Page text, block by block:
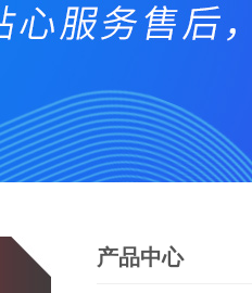
产品中心